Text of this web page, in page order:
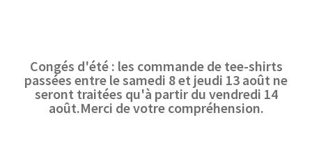
Congés d'été : les commande de tee-shirts
passées entre le samedi 8 et jeudi 13 août ne
seront traitées qu'à partir du vendredi 14
août.Merci de votre compréhension.